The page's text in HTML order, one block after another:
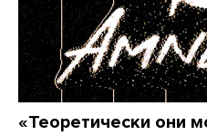
«Теоретически они